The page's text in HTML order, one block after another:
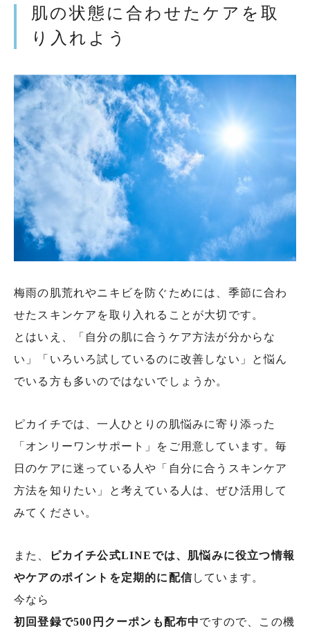
肌の状態に合わせたケアを取
り入れよう
梅雨の肌荒れやニキビを防ぐためには、季節に合わ
せたスキンケアを取り入れることが大切です。
とはいえ、「自分の肌に合うケア方法が分からな
い」「いろいろ試しているのに改善しない」と悩ん
でいる方も多いのではないでしょうか。
ピカイチでは、一人ひとりの肌悩みに寄り添った
「オンリーワンサポート」をご用意しています。毎
日のケアに迷っている人や「自分に合うスキンケア
方法を知りたい」と考えている人は、ぜひ活用して
みてください。
また、
ピカイチ公式LINEでは、肌悩みに役立つ情報
やケアのポイントを定期的に配信しています。
今なら
初回登録で500円クーポンも配布中ですので、この機